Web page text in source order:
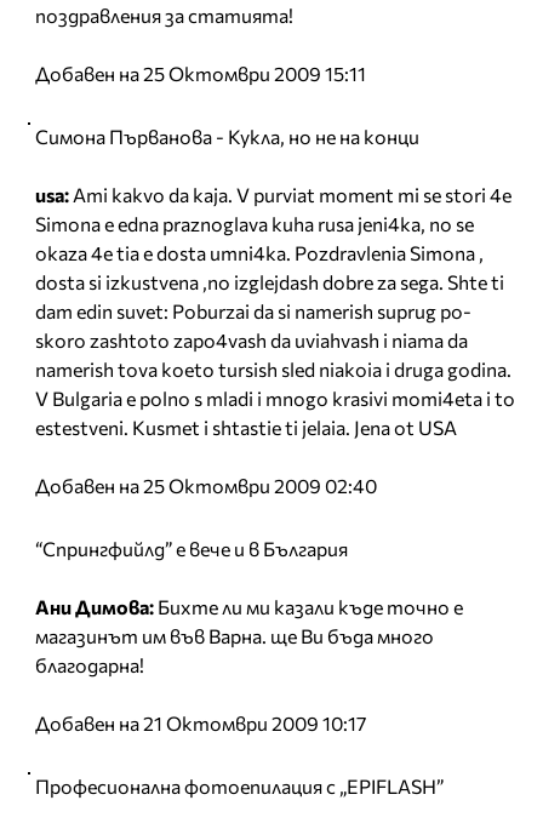
поздравления за статията!
Добавен на 25 Октомври 2009 15:11
Симона Първанова - Кукла, но не на конци
usa: Ami kakvo da kaja. V purviat moment mi se stori 4e
Simona e edna praznoglava kuha rusa jeni4ka, no se
okaza 4e tia e dosta umni4ka. Pozdravlenia Simona ,
dosta si izkustvena ,no izglejdash dobre za sega. Shte ti
dam edin suvet: Poburzai da si namerish suprug po-
skoro zashtoto zapo4vash da uviahvash i niama da
namerish tova koeto tursish sled niakoia i druga godina.
V Bulgaria e polno s mladi i mnogo krasivi momi4eta i to
estestveni. Kusmet i shtastie ti jelaia. Jena ot USA
Добавен на 25 Октомври 2009 02:40
“Спрингфийлд” е вече и в България
Ани Димова: Бихте ли ми казали къде точно е
магазинът им във Варна. ще Ви бъда много
благодарна!
Добавен на 21 Октомври 2009 10:17
Професионална фотоепилация с „EPIFLASH”